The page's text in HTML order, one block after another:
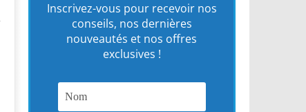
Inscrivez-vous pour recevoir nos
conseils, nos dernières
nouveautés et nos offres
exclusives !